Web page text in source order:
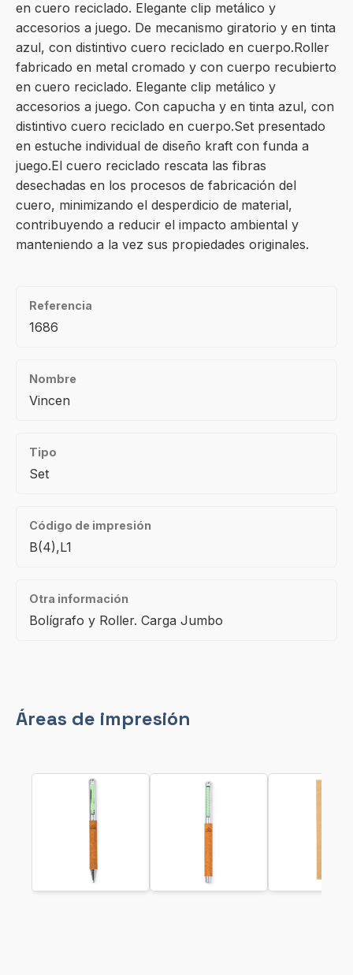
en cuero reciclado. Elegante clip metálico y
accesorios a juego. De mecanismo giratorio y en tinta
azul, con distintivo cuero reciclado en cuerpo.Roller
fabricado en metal cromado y con cuerpo recubierto
en cuero reciclado. Elegante clip metálico y
accesorios a juego. Con capucha y en tinta azul, con
distintivo cuero reciclado en cuerpo.Set presentado
en estuche individual de diseño kraft con funda a
juego.El cuero reciclado rescata las fibras
desechadas en los procesos de fabricación del
cuero, minimizando el desperdicio de material,
contribuyendo a reducir el impacto ambiental y
manteniendo a la vez sus propiedades originales.
Referencia
1686
Nombre
Vincen
Tipo
Set
Código de impresión
B(4),L1
Otra información
Bolígrafo y Roller. Carga Jumbo
Áreas de impresión